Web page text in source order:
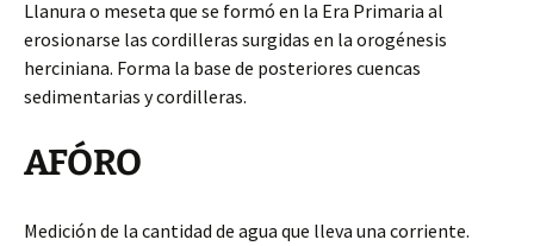
Llanura o meseta que se formó en la Era Primaria al
erosionarse las cordilleras surgidas en la orogénesis
herciniana. Forma la base de posteriores cuencas
sedimentarias y cordilleras.
AFÓRO
Medición de la cantidad de agua que lleva una corriente.